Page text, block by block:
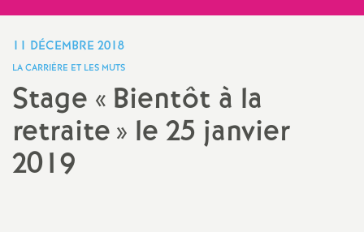
t
11 DÉCEMBRE 2018
LA CARRIÈRE ET LES MUTS
Stage « Bientôt à la
retraite» le 25 janvier
2019